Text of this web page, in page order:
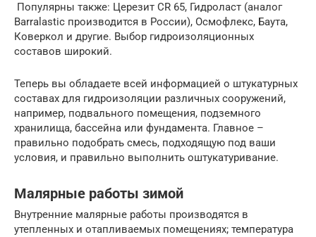
Популярны также: Церезит CR 65, Гидроласт (аналог
Barralastic производится в России), Осмофлекс, Баута,
Коверкол и другие. Выбор гидроизоляционных
составов широкий.
Теперь вы обладаете всей информацией о штукатурных
составах для гидроизоляции различных сооружений,
например, подвального помещения, подземного
хранилища, бассейна или фундамента. Главное –
правильно подобрать смесь, подходящую под ваши
условия, и правильно выполнить оштукатуривание.
Малярные работы зимой
Внутренние малярные работы производятся в
утепленных и отапливаемых помещениях; температура